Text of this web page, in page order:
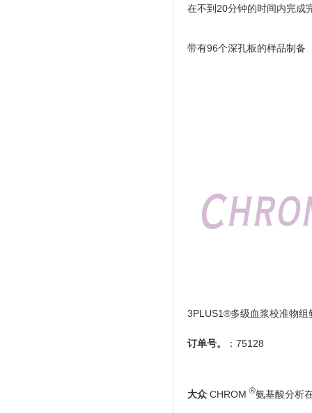
在不到20分钟的时间内完成
带有96个深孔板的样品制备
3PLUS1®多级血浆校准物组
订单号。 ：7512​​8
大众 CHROM ®氨基酸分析